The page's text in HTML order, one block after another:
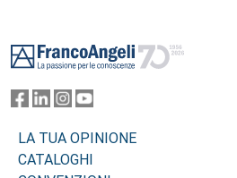
LA TUA OPINIONE
CATALOGHI